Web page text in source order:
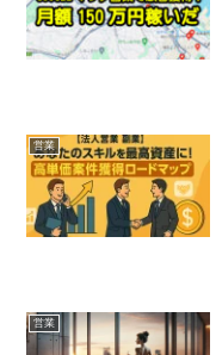
営業
営業